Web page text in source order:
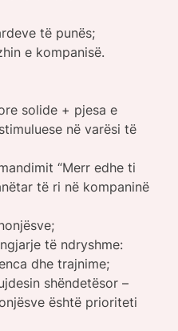
të punës;
e kompanisë.
solide + pjesa e
në varësi të
“Merr edhe ti
të ri në kompaninë
të ndryshme:
dhe trajnime;
shëndetësor –
është prioriteti